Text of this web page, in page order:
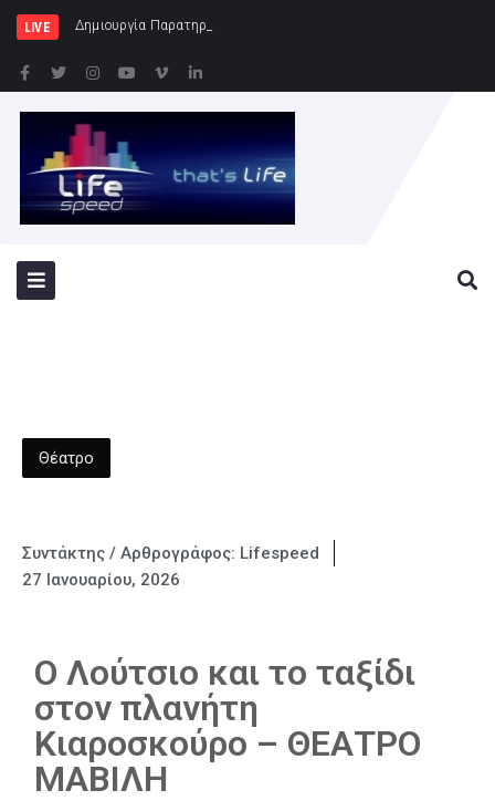
LIVE Δημιουργία Παρατηρητηρίου Έργων στην Περιφ
Θέατρο
Συντάκτης / Αρθρογράφος: Lifespeed
27 Ιανουαρίου, 2026
Ο Λούτσιο και το ταξίδι
στον πλανήτη
Κιαροσκούρο – ΘΕΑΤΡΟ
ΜΑΒΙΛΗ